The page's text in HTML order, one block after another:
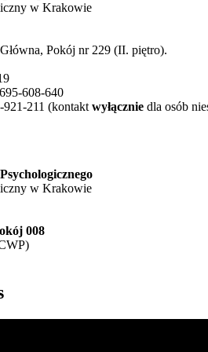
w Krakowie
Pokój nr 229 (II. piętro).
608-640
921-211 (kontaktwyłącznie dla osób
w Krakowie
008